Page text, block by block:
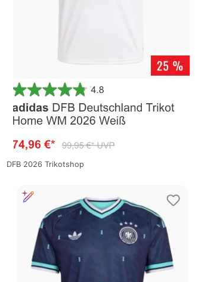
DFB 2026 Trikotshop